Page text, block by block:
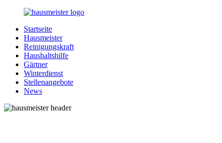
Zurück
Inhalt
Hausmeister.de
Alles
rund
Ihren
Haushalt
Startseite
Hausmeister
Reinigungskraft
Haushaltshilfe
Gärtner
Winterdienst
Stellenangebote
News